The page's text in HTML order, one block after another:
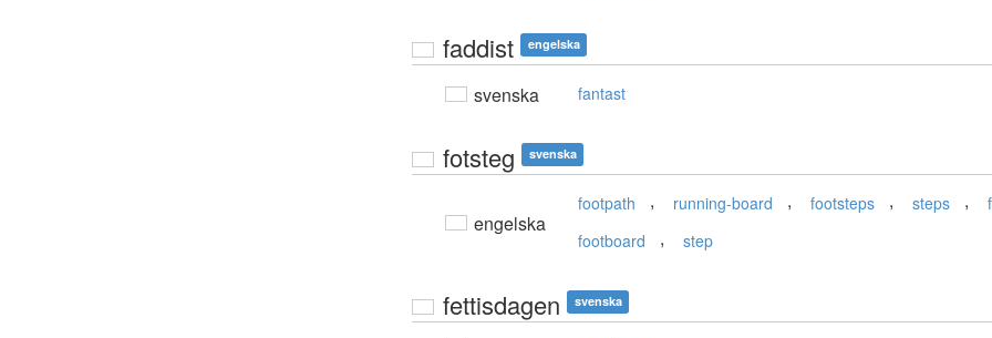
faddist engelska
svenska fantast
fotsteg svenska
engelska
footpath , running-board , footsteps , steps ,
footboard , step
fettisdagen svenska